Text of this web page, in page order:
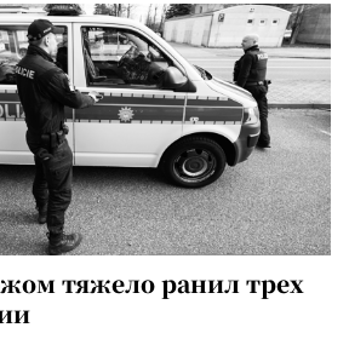
тяжело ранил трех